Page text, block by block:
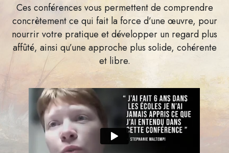
Ces conférences vous permettent de comprendre
concrètement ce qui fait la force d’une œuvre, pour
nourrir votre pratique et développer un regard plus
affûté, ainsi qu’une approche plus solide, cohérente
et libre.